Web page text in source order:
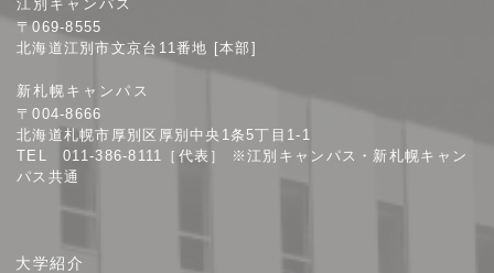
幌
学
大
学
江別キャンパス
〒069-8555
北海道江別市文京台11番地 [本部]
新札幌キャンパス
〒004-8666
北海道札幌市厚別区厚別中央1条5丁目1-1
TEL 011-386-8111［代表］ ※江別キャンパス・新札幌キャン
パス共通
大学紹介